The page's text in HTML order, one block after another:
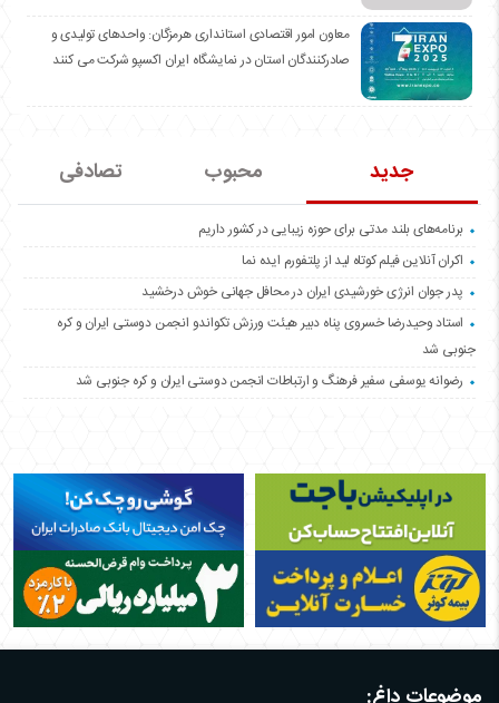
معاون امور اقتصادی استانداری هرمزگان: واحدهای تولیدی و
صادرکنندگان استان در نمایشگاه ایران اکسپو شرکت می کنند
جدید محبوب تصادفی
برنامه‌های بلند مدتی برای حوزه زیبایی در کشور داریم
اکران آنلاین فیلم کوتاه لید از پلتفورم ایده نما
پدر جوان انرژی خورشیدی ایران در محافل جهانی خوش درخشید
استاد وحیدرضا خسروی پناه دبیر هیئت ورزش تکواندو انجمن دوستی ایران و کره
جنوبی شد
رضوانه یوسفی سفیر فرهنگ و ارتباطات انجمن دوستی ایران و کره جنوبی شد